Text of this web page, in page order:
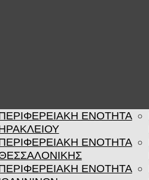
ΕΝΟΤΗΤΑ
ΕΝΟΤΗΤΑ
ΕΝΟΤΗΤΑ